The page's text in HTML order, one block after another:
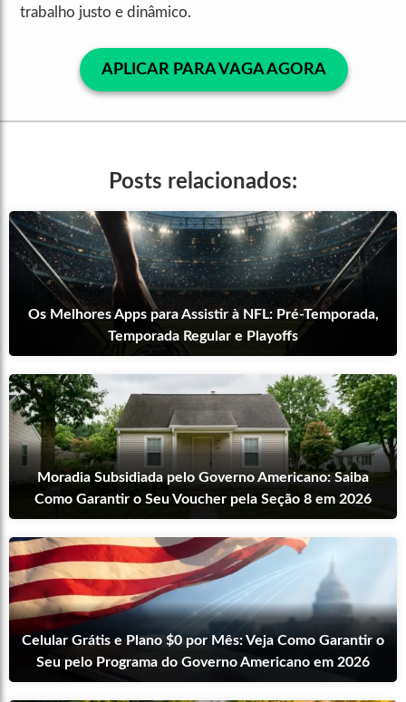
trabalho justo e dinâmico.
APLICAR PARA VAGA AGORA
Posts relacionados:
Os Melhores Apps para Assistir à NFL: Pré-Temporada,
Temporada Regular e Playoffs
Moradia Subsidiada pelo Governo Americano: Saiba
Como Garantir o Seu Voucher pela Seção 8 em 2026
Celular Grátis e Plano $0 por Mês: Veja Como Garantir o
Seu pelo Programa do Governo Americano em 2026